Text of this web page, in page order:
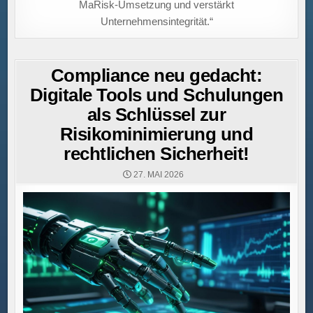
MaRisk-Umsetzung und verstärkt
Unternehmensintegrität.“
Compliance neu gedacht:
Digitale Tools und Schulungen
als Schlüssel zur
Risikominimierung und
rechtlichen Sicherheit!
27. MAI 2026